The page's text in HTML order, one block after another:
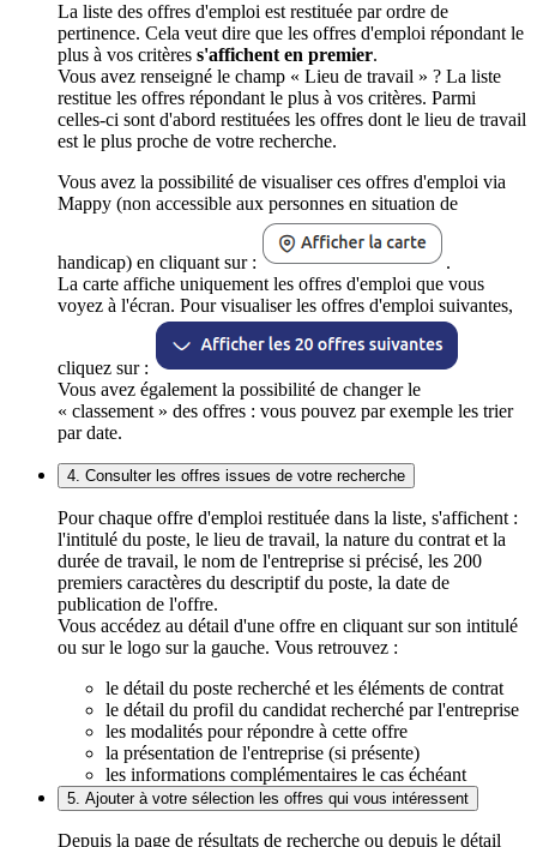
La liste des offres d'emploi est restituée par ordre de
pertinence. Cela veut dire que les offres d'emploi répondant le
plus à vos critères s'affichent en premier.
Vous avez renseigné le champ « Lieu de travail » ? La liste
restitue les offres répondant le plus à vos critères. Parmi
celles-ci sont d'abord restituées les offres dont le lieu de travail
est le plus proche de votre recherche.
Vous avez la possibilité de visualiser ces offres d'emploi via
Mappy (non accessible aux personnes en situation de
handicap) en cliquant sur :
.
La carte affiche uniquement les offres d'emploi que vous
voyez à l'écran. Pour visualiser les offres d'emploi suivantes,
cliquez sur :
Vous avez également la possibilité de changer le
« classement » des offres : vous pouvez par exemple les trier
par date.
4. Consulter les offres issues de votre recherche
Pour chaque offre d'emploi restituée dans la liste, s'affichent :
l'intitulé du poste, le lieu de travail, la nature du contrat et la
durée de travail, le nom de l'entreprise si précisé, les 200
premiers caractères du descriptif du poste, la date de
publication de l'offre.
Vous accédez au détail d'une offre en cliquant sur son intitulé
ou sur le logo sur la gauche. Vous retrouvez :
le détail du poste recherché et les éléments de contrat
le détail du profil du candidat recherché par l'entreprise
les modalités pour répondre à cette offre
la présentation de l'entreprise (si présente)
les informations complémentaires le cas échéant
5. Ajouter à votre sélection les offres qui vous intéressent
Depuis la page de résultats de recherche ou depuis le détail